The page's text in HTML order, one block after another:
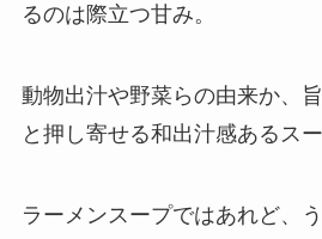
るのは際立つ甘み。
動物出汁や野菜らの由来か、
と押し寄せる和出汁感あるスー
ラーメンスープではあれど、